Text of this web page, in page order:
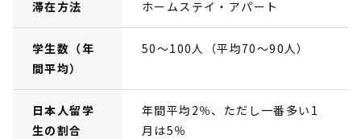
滞在方法 ホームステイ・アパート
学生数（年
間平均）
50～100人（平均70～90人）
日本人留学
生の割合
年間平均2％、ただし一番多い1
月は5％